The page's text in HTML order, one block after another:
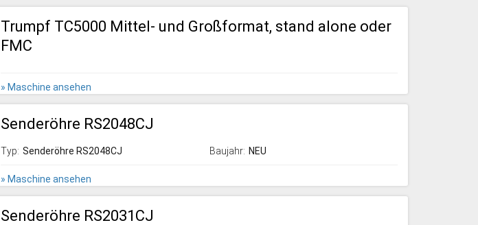
Trumpf TC5000 Mittel- und Großformat, stand alone oder
FMC
» Maschine ansehen
Senderöhre RS2048CJ
Typ: Senderöhre RS2048CJ Baujahr: NEU
» Maschine ansehen
Senderöhre RS2031CJ